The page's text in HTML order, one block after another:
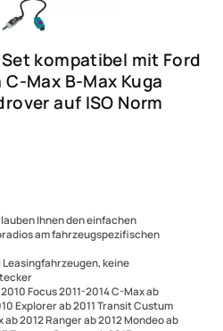
Ihnen den einfachen
am fahrzeugspezifischen